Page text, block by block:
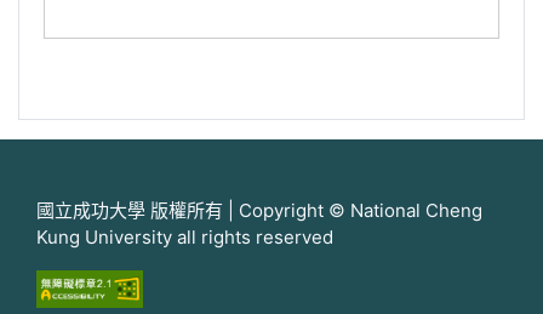
國立成功大學 版權所有 | Copyright © National Cheng
Kung University all rights reserved